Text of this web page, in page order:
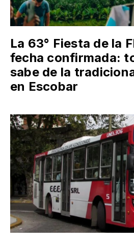
La 63° Fiesta de la
fecha confirmada:
sabe de la
en Escobar